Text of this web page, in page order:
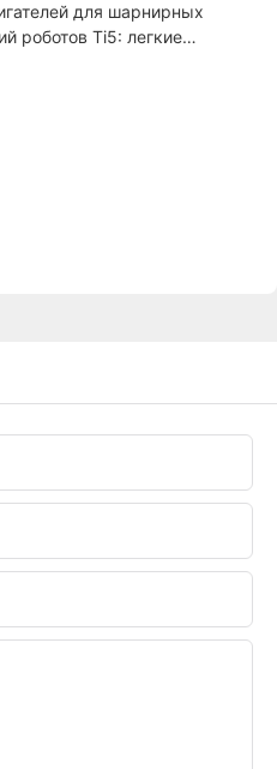
для шарнирных
роботов Ti5: легкие